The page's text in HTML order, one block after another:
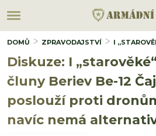
DOMŮ ZPRAVODAJSTVÍ I
Diskuze: I
čluny Beriev Be-12
poslouží proti
navíc nemá